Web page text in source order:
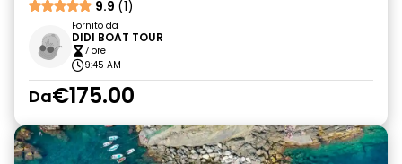
9.9 (1)
Fornito da
DIDI BOAT TOUR
7 ore
9:45 AM
Da€175.00